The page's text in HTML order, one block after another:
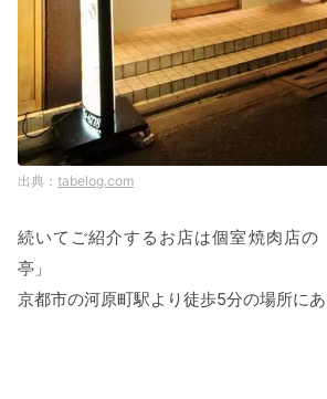
tabelog.com
続いてご紹介するお店は個室焼肉店の
亭」
京都市の河原町駅より徒歩5分の場所にあ